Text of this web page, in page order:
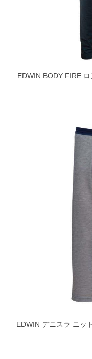
EDWIN BODY FIRE
EDWIN デニスラ ニッ